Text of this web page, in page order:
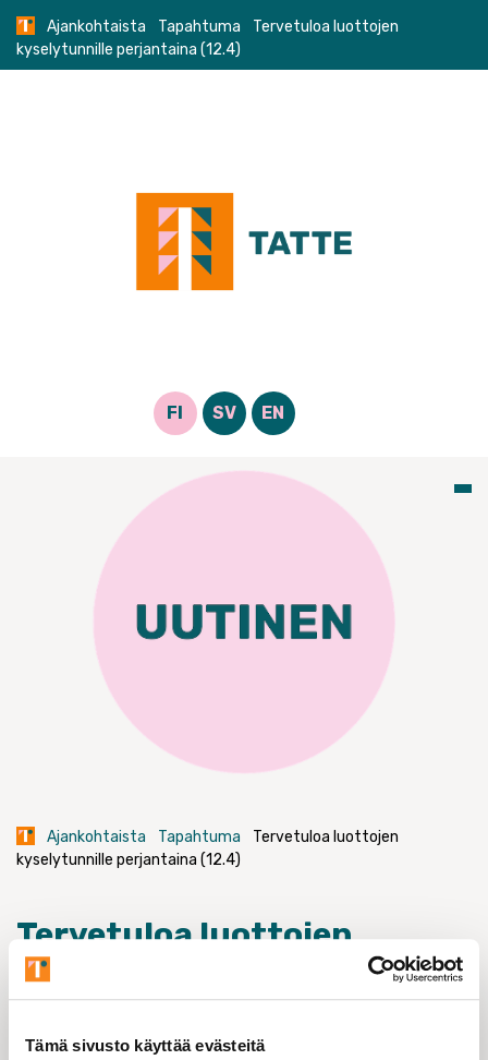
Tämä sivusto käyttää evästeitä
Skip
content
Ajankohtaista Tapahtuma
Tervetuloa luottojen
kyselytunnille perjantaina (12.4)
FI SV EN
Ajankohtaista Tapahtuma
Tervetuloa luottojen
kyselytunnille perjantaina (12.4)
Tervetuloa luottojen
kyselytunnille perjantaina
(12.4)
Tampereen yliopiston tieteentekijät – TATTE